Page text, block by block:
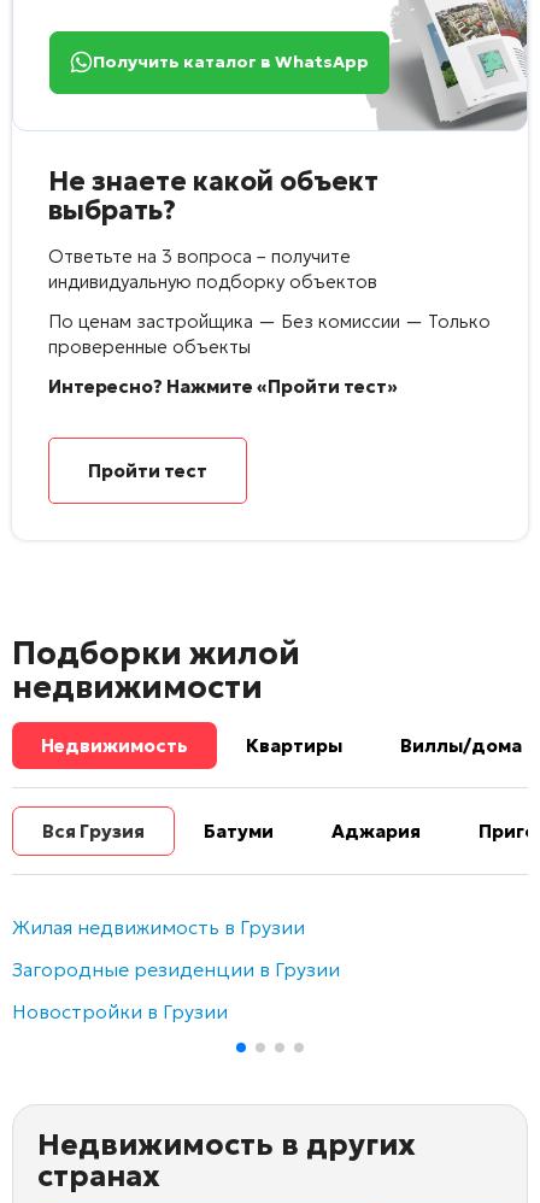
Получить каталог в WhatsApp
Не знаете какой объект
выбрать?
Ответьте на 3 вопроса – получите
индивидуальную подборку объектов
По ценам застройщика — Без комиссии — Только
проверенные объекты
Интересно? Нажмите «Пройти тест»
Пройти тест
Подборки жилой
недвижимости
Недвижимость Квартиры Виллы/дома
Вся Грузия Батуми Аджария
Жилая недвижимость в Грузии
Загородные резиденции в Грузии
Новостройки в Грузии
Недвижимость в других
странах